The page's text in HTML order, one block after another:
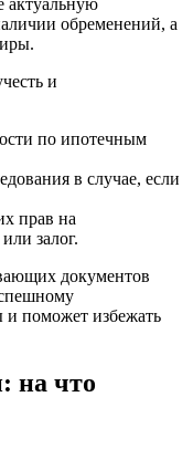
актуальную
обременений, а
и
по ипотечным
в случае, если
прав на
залог.
документов
поможет избежать
на что